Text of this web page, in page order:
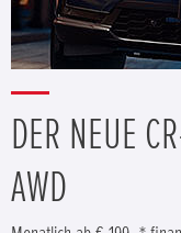
DER NEUE
AWD